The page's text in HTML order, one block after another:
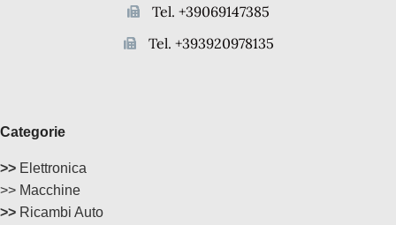
Tel. +39069147385
Tel. +393920978135
Categorie
>> Elettronica
>> Macchine
>> Ricambi Auto